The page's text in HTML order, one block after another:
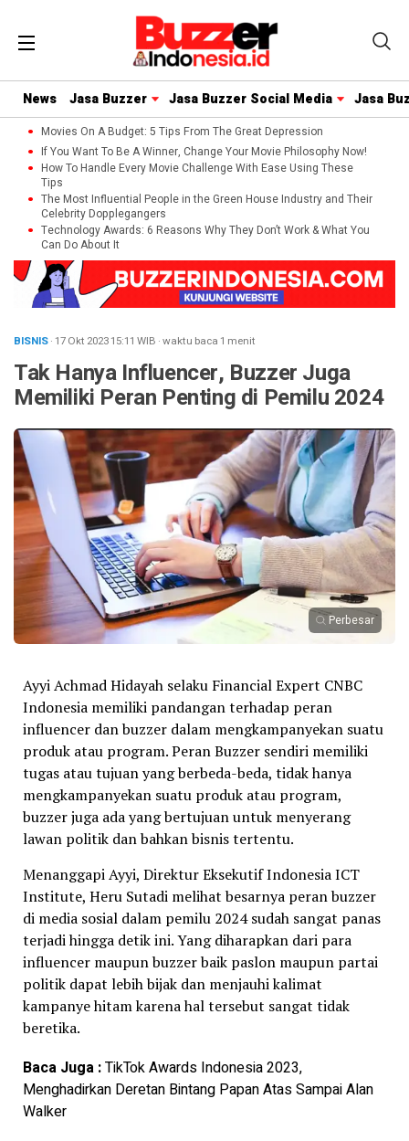
News Jasa Buzzer Jasa Buzzer Social Media Jasa
Movies On A Budget: 5 Tips From The Great Depression
If You Want To Be A Winner, Change Your Movie Philosophy Now!
How To Handle Every Movie Challenge With Ease Using These
Tips
The Most Influential People in the Green House Industry and Their
Celebrity Dopplegangers
Technology Awards: 6 Reasons Why They Don’t Work & What You
Can Do About It
BISNIS· 17 Okt 202315:11 WIB ·waktu baca 1 menit
Tak Hanya Influencer, Buzzer Juga
Memiliki Peran Penting di Pemilu 2024
Perbesar
Ayyi Achmad Hidayah selaku Financial Expert CNBC
Indonesia memiliki pandangan terhadap peran
influencer dan buzzer dalam mengkampanyekan suatu
produk atau program. Peran Buzzer sendiri memiliki
tugas atau tujuan yang berbeda-beda, tidak hanya
mengkampanyekan suatu produk atau program,
buzzer juga ada yang bertujuan untuk menyerang
lawan politik dan bahkan bisnis tertentu.
Menanggapi Ayyi, Direktur Eksekutif Indonesia ICT
Institute, Heru Sutadi melihat besarnya peran buzzer
di media sosial dalam pemilu 2024 sudah sangat panas
terjadi hingga detik ini. Yang diharapkan dari para
influencer maupun buzzer baik paslon maupun partai
politik dapat lebih bijak dan menjauhi kalimat
kampanye hitam karena hal tersebut sangat tidak
beretika.
Baca Juga :TikTok Awards Indonesia 2023,
Menghadirkan Deretan Bintang Papan Atas Sampai Alan
Walker